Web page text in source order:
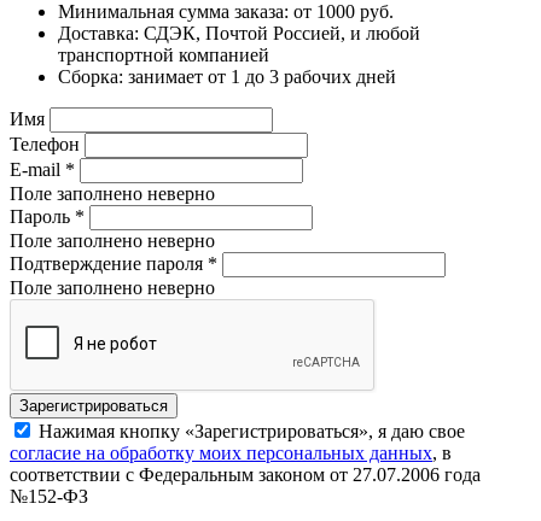
Минимальная сумма заказа: от 1000 руб.
Доставка: СДЭК, Почтой Россией, и любой
транспортной компанией
Сборка: занимает от 1 до 3 рабочих дней
Имя
Телефон
E-mail *
Поле заполнено неверно
Пароль *
Поле заполнено неверно
Подтверждение пароля *
Поле заполнено неверно
Нажимая кнопку «Зарегистрироваться», я даю свое
согласие на обработку моих персональных данных, в
соответствии с Федеральным законом от 27.07.2006 года
№152-ФЗ